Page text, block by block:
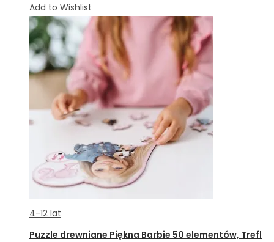
Add to Wishlist
4-12 lat
Puzzle drewniane Piękna Barbie 50 elementów, Trefl